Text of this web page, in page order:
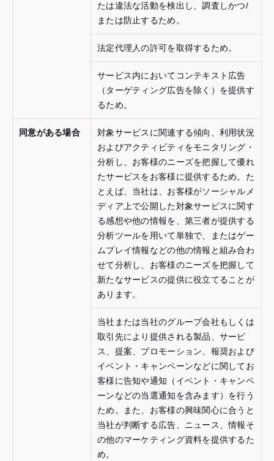
たは違法な活動を検出し、調査しかつ/
または防止するため。
法定代理人の許可を取得するため。
サービス内においてコンテキスト広告
（ターゲティング広告を除く）を提供す
るため。
同意がある場合
対象サービスに関連する傾向、利用状況
およびアクティビティをモニタリング・
分析し、お客様のニーズを把握して優れ
たサービスをお客様に提供するため。た
とえば、当社は、お客様がソーシャルメ
ディア上で公開した対象サービスに関す
る感想や他の情報を、第三者が提供する
分析ツールを用いて単独で、またはゲー
ムプレイ情報などの他の情報と組み合わ
せて分析し、お客様のニーズを把握して
新たなサービスの提供に役立てることが
あります。
当社または当社のグループ会社もしくは
取引先により提供される製品、サービ
ス、提案、プロモーション、報奨および
イベント・キャンペーンなどに関してお
客様に告知や通知（イベント・キャンペ
ーンなどの当選通知を含みます）を行う
ため。また、お客様の興味関心に合うと
当社が判断する広告、ニュース、情報そ
の他のマーケティング資料を提供するた
め。